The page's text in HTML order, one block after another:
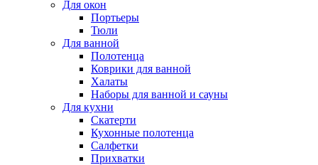
Для окон
Портьеры
Тюли
Для ванной
Полотенца
Коврики для ванной
Халаты
Наборы для ванной и сауны
Для кухни
Скатерти
Кухонные полотенца
Салфетки
Прихватки